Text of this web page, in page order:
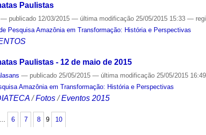
Paulistas
— publicado 12/03/2015— última modificação 25/05/2015 15:33—
Pesquisa Amazônia em Transformação: História e Perspectivas
Paulistas - 12 de maio de 2015
— publicado 25/05/2015— última modificação 25/05/2015
Amazônia em Transformação: História e Perspectivas
/Fotos /Eventos 2015
6 7 8 9 10